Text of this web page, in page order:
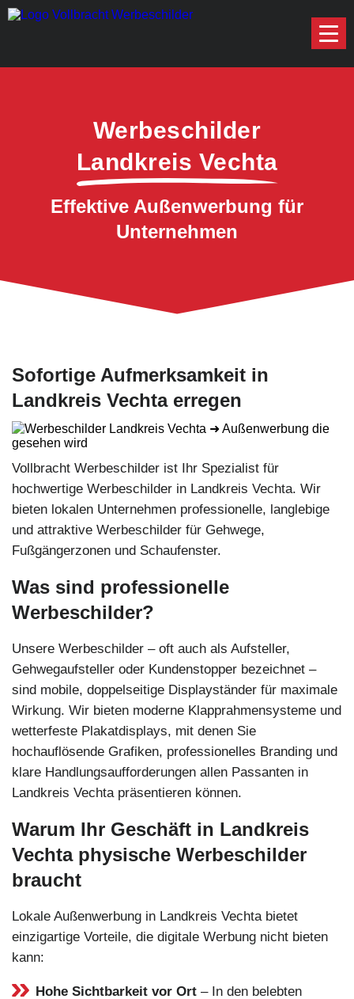
Werbeschilder
Landkreis Vechta
Effektive Außenwerbung für
Unternehmen
Sofortige Aufmerksamkeit in
Landkreis Vechta erregen
Vollbracht Werbeschilder ist Ihr Spezialist für
hochwertige Werbeschilder in Landkreis Vechta. Wir
bieten lokalen Unternehmen professionelle, langlebige
und attraktive Werbeschilder für Gehwege,
Fußgängerzonen und Schaufenster.
Was sind professionelle
Werbeschilder?
Unsere Werbeschilder – oft auch als Aufsteller,
Gehwegaufsteller oder Kundenstopper bezeichnet –
sind mobile, doppelseitige Displayständer für maximale
Wirkung. Wir bieten moderne Klapprahmensysteme und
wetterfeste Plakatdisplays, mit denen Sie
hochauflösende Grafiken, professionelles Branding und
klare Handlungsaufforderungen allen Passanten in
Landkreis Vechta präsentieren können.
Warum Ihr Geschäft in Landkreis
Vechta physische Werbeschilder
braucht
Lokale Außenwerbung in Landkreis Vechta bietet
einzigartige Vorteile, die digitale Werbung nicht bieten
kann:
Hohe Sichtbarkeit vor Ort – In den belebten